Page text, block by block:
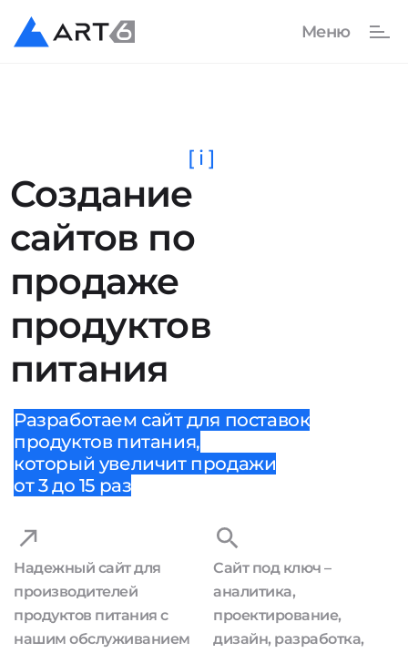
Создание
сайтов по
продаже
продуктов
питания
[ i ]
Разработаем сайт для поставок
продуктов питания,
который увеличит продажи
от 3 до 15 раз
Надежный сайт для
производителей
продуктов питания с
нашим обслуживанием
Сайт под ключ –
аналитика,
проектирование,
дизайн, разработка,